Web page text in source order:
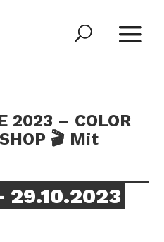
2023 – COLOR
🎬 Mit
29.10.2023